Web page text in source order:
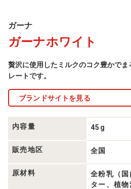
ガ
ナ
商
一
覧
ガーナ
ガーナホワイト
贅沢に使用したミルクのコク豊かで
レートです。
ブランドサイトを見る
内容量 45g
販売地区 全国
原材料
全粉乳（
ター、植